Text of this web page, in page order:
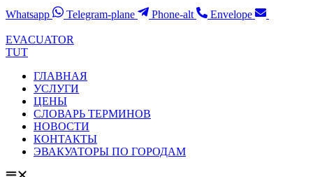
Whatsapp Telegram-plane Phone-alt Envelope
EVACUATOR
TUT
ГЛАВНАЯ
УСЛУГИ
ЦЕНЫ
СЛОВАРЬ ТЕРМИНОВ
НОВОСТИ
КОНТАКТЫ
ЭВАКУАТОРЫ ПО ГОРОДАМ